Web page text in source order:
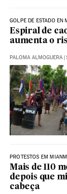
GOLPE DE ESTADO EN
Espiral de
aumenta o
PALOMA ALMOGUERA
PROTESTOS EM
Mais de 110
depois que
cabeça